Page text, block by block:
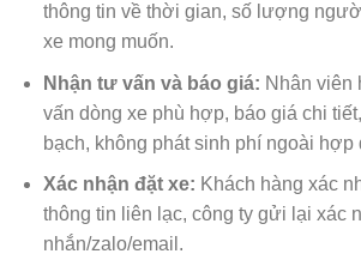
thông tin về thời gian, số lượng
xe mong muốn.
Nhận tư vấn và báo giá: Nhân viên
vấn dòng xe phù hợp, báo giá chi
bạch, không phát sinh phí ngoài hợp
Xác nhận đặt xe: Khách hàng xác
thông tin liên lạc, công ty gửi lại xác
nhắn/zalo/email.